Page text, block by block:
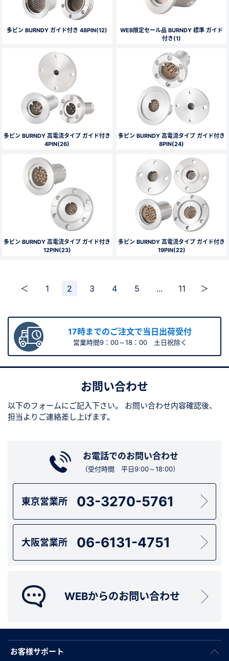
多ピン BURNDY ガイド付き 48PIN(12)
WEB限定セール品 BURNDY 標準 ガイド
付き(1)
多ピン BURNDY 高電流タイプ ガイド付き
4PIN(26)
多ピン BURNDY 高電流タイプ ガイド付き
8PIN(24)
多ピン BURNDY 高電流タイプ ガイド付き
12PIN(23)
多ピン BURNDY 高電流タイプ ガイド付き
19PIN(22)
＜ 1 2 3 4 5 ... 11 ＞
17時までのご注文で当日出荷受付
営業時間9：00～18：00 土日祝除く
お問い合わせ
以下のフォームにご記入下さい。
お問い合わせ内容確認後、
担当よりご連絡差し上げます。
お電話でのお問い合わせ
（受付時間 平日9:00～18:00）
東京営業所 03-3270-5761
大阪営業所 06-6131-4751
WEBからのお問い合わせ
お客様サポート